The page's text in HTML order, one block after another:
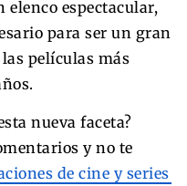
espectacular,
para ser un gran
películas más
nueva faceta?
y no te
de cine y series